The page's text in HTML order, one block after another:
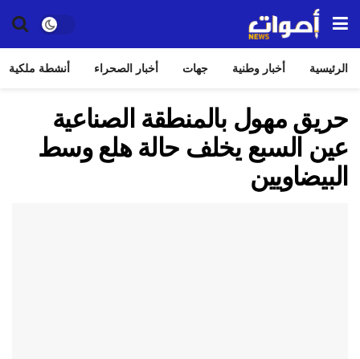
الرئيسية أخبار وطنية جهات أخبار الصحراء أنشطة ملكية
حريق مهول بالمنطقة الصناعية
عين السبع يخلف حالة هلع وسط
البيضاويين